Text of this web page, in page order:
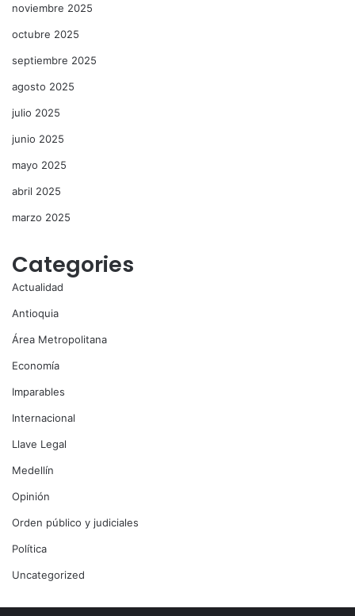
noviembre 2025
octubre 2025
septiembre 2025
agosto 2025
julio 2025
junio 2025
mayo 2025
abril 2025
marzo 2025
Categories
Actualidad
Antioquia
Área Metropolitana
Economía
Imparables
Internacional
Llave Legal
Medellín
Opinión
Orden público y judiciales
Política
Uncategorized